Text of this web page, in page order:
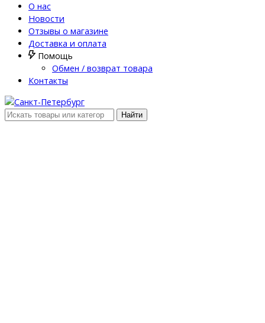
О нас
Новости
Отзывы о магазине
Доставка и оплата
Помощь
Обмен / возврат товара
Контакты
Найти